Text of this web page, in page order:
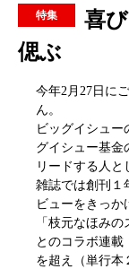
喜
偲ぶ
今年2月27日に
ん。
ビッグイシュー
グイシュー基金
リードする人と
雑誌では創刊１
ビューをきっか
「枝元なほみ
とのコラボ連載
を超え（単行本